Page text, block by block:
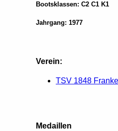
Bootsklassen: C2 C1 K1
Jahrgang: 1977
Verein:
TSV 1848
Medaillen